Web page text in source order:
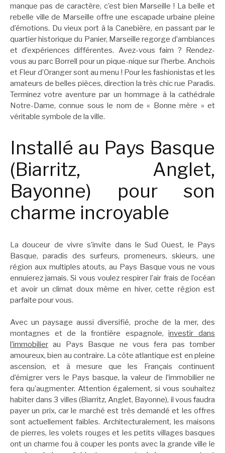
manque pas de caractère, c’est bien Marseille ! La belle et
rebelle ville de Marseille offre une escapade urbaine pleine
d’émotions. Du vieux port à la Canebière, en passant par le
quartier historique du Panier, Marseille regorge d’ambiances
et d’expériences différentes. Avez-vous faim ? Rendez-
vous au parc Borrell pour un pique-nique sur l’herbe. Anchois
et Fleur d’Oranger sont au menu ! Pour les fashionistas et les
amateurs de belles pièces, direction la très chic rue Paradis.
Terminez votre aventure par un hommage à la cathédrale
Notre-Dame, connue sous le nom de « Bonne mère » et
véritable symbole de la ville.
Installé au Pays Basque
(Biarritz, Anglet,
Bayonne) pour son
charme incroyable
La douceur de vivre s’invite dans le Sud Ouest, le Pays
Basque, paradis des surfeurs, promeneurs, skieurs, une
région aux multiples atouts, au Pays Basque vous ne vous
ennuierez jamais. Si vous voulez respirer l’air frais de l’océan
et avoir un climat doux même en hiver, cette région est
parfaite pour vous.
Avec un paysage aussi diversifié, proche de la mer, des
montagnes et de la frontière espagnole,investir dans
l’immobilier au Pays Basque ne vous fera pas tomber
amoureux, bien au contraire. La côte atlantique est en pleine
ascension, et à mesure que les Français continuent
d’émigrer vers le Pays basque, la valeur de l’immobilier ne
fera qu’augmenter. Attention également, si vous souhaitez
habiter dans 3 villes (Biarritz, Anglet, Bayonne), il vous faudra
payer un prix, car le marché est très demandé et les offres
sont actuellement faibles. Architecturalement, les maisons
de pierres, les volets rouges et les petits villages basques
ont un charme fou à couper les ponts avec la grande ville le